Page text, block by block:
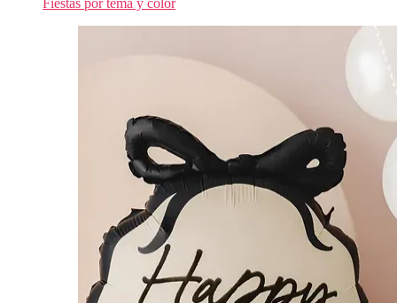
Fiestas por tema y color